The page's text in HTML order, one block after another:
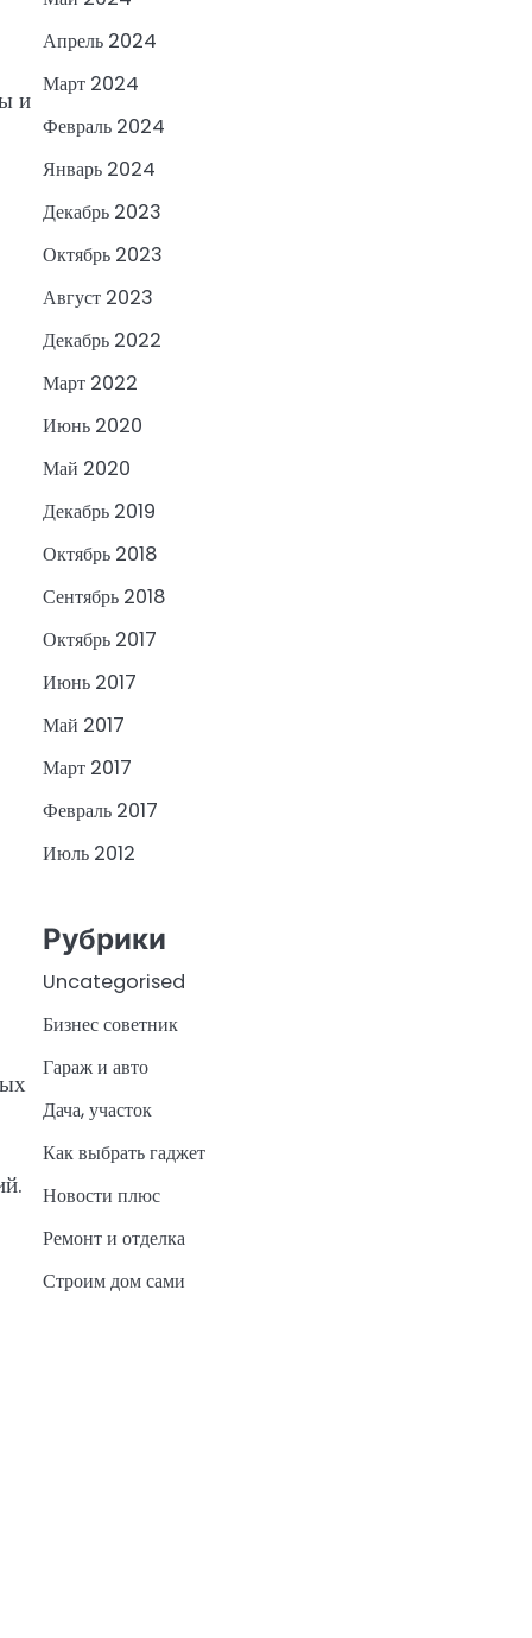
и
Апрель 2024
Март 2024
Февраль 2024
Январь 2024
Декабрь 2023
Октябрь 2023
Август 2023
Декабрь 2022
Март 2022
Июнь 2020
Май 2020
Декабрь 2019
Октябрь 2018
Сентябрь 2018
Октябрь 2017
Июнь 2017
Май 2017
Март 2017
Февраль 2017
Июль 2012
Рубрики
Uncategorised
Бизнес советник
Гараж и авто
Дача, участок
Как выбрать гаджет
Новости плюс
Ремонт и отделка
Строим дом сами